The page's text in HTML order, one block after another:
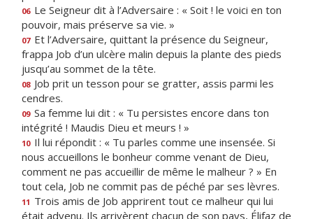
06 Le Seigneur dit à l’Adversaire : « Soit ! le voici en ton
pouvoir, mais préserve sa vie. »
07 Et l’Adversaire, quittant la présence du Seigneur,
frappa Job d’un ulcère malin depuis la plante des pieds
jusqu’au sommet de la tête.
08 Job prit un tesson pour se gratter, assis parmi les
cendres.
09 Sa femme lui dit : « Tu persistes encore dans ton
intégrité ! Maudis Dieu et meurs ! »
10 Il lui répondit : « Tu parles comme une insensée. Si
nous accueillons le bonheur comme venant de Dieu,
comment ne pas accueillir de même le malheur ? » En
tout cela, Job ne commit pas de péché par ses lèvres.
11 Trois amis de Job apprirent tout ce malheur qui lui
était advenu. Ils arrivèrent chacun de son pays, Élifaz de